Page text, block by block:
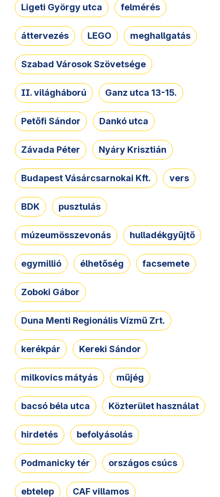
Ligeti György utca felmérés
áttervezés LEGO meghallgatás
Szabad Városok Szövetsége
II. világháború Ganz utca 13-15.
Petőfi Sándor Dankó utca
Závada Péter Nyáry Krisztián
Budapest Vásárcsarnokai Kft. vers
BDK pusztulás
múzeumösszevonás hulladékgyűjtő
egymillió élhetőség facsemete
Zoboki Gábor
Duna Menti Regionális Vízmű Zrt.
kerékpár Kereki Sándor
milkovics mátyás műjég
bacsó béla utca Közterület használat
hirdetés befolyásolás
Podmanicky tér országos csúcs
ebtelep CAF villamos